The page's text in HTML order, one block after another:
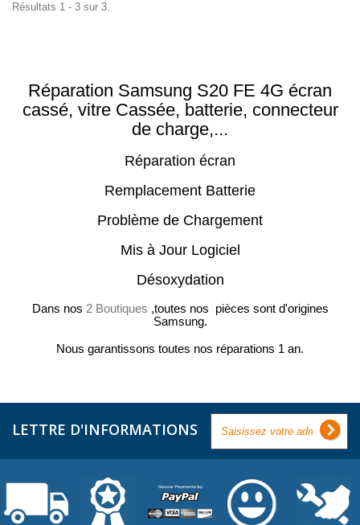
Résultats 1 - 3 sur 3.
Réparation Samsung S20 FE 4G écran
cassé, vitre Cassée, batterie, connecteur
de charge,...
Réparation écran
Remplacement Batterie
Problème de Chargement
Mis à Jour Logiciel
Désoxydation
Dans nos 2 Boutiques ,toutes nos pièces sont d'origines
Samsung.
Nous garantissons toutes nos réparations 1 an.
LETTRE D'INFORMATIONS